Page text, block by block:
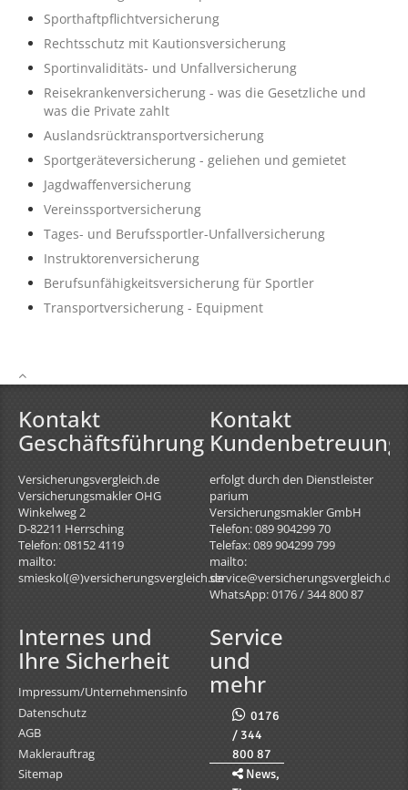
Sporthaftpflichtversicherung
Rechtsschutz mit Kautionsversicherung
Sportinvaliditäts- und Unfallversicherung
Reisekrankenversicherung - was die Gesetzliche und
was die Private zahlt
Auslandsrücktransportversicherung
Sportgeräteversicherung - geliehen und gemietet
Jagdwaffenversicherung
Vereinssportversicherung
Tages- und Berufssportler-Unfallversicherung
Instruktorenversicherung
Berufsunfähigkeitsversicherung für Sportler
Transportversicherung - Equipment
Kontakt
Geschäftsführung
Versicherungsvergleich.de
Versicherungsmakler OHG
Winkelweg 2
D-82211 Herrsching
Telefon: 08152 4119
mailto:
smieskol(@)versicherungsvergleich.de
Kontakt
Kundenbetreuung
erfolgt durch den Dienstleister
parium
Versicherungsmakler GmbH
Telefon: 089 904299 70
Telefax: 089 904299 799
mailto:
service@versicherungsvergleich.de
WhatsApp: 0176 / 344 800 87
Internes und
Ihre Sicherheit
Impressum/Unternehmensinfo
Datenschutz
AGB
Maklerauftrag
Sitemap
Service
und
mehr
0176
/ 344
800 87
News,